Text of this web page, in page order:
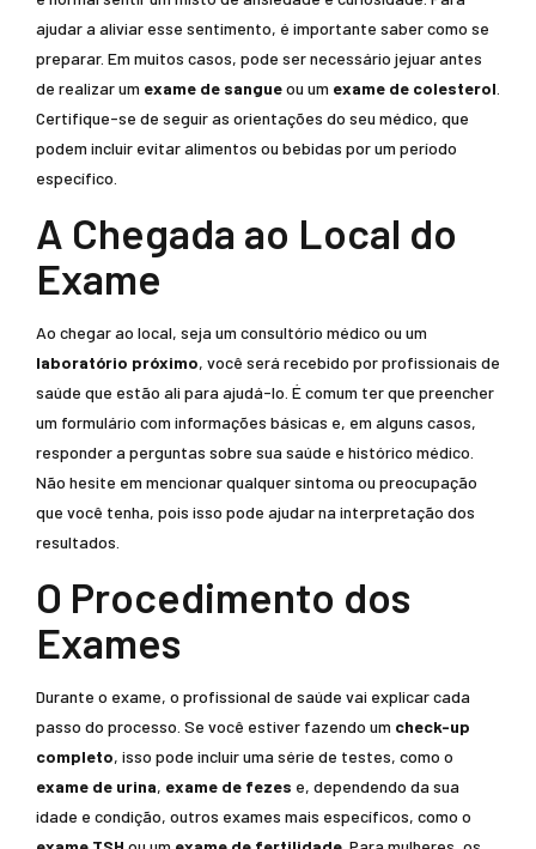
ajudar a aliviar esse sentimento, é importante saber como se
preparar. Em muitos casos, pode ser necessário jejuar antes
de realizar um exame de sangueou um exame de colesterol
Certifique-se de seguir as orientações do seu médico, que
podem incluir evitar alimentos ou bebidas por um período
específico.
A Chegada ao Local do
Exame
Ao chegar ao local, seja um consultório médico ou um
laboratório próximo, você será recebido por profissionais de
saúde que estão ali para ajudá-lo. É comum ter que preencher
um formulário com informações básicas e, em alguns casos,
responder a perguntas sobre sua saúde e histórico médico.
Não hesite em mencionar qualquer sintoma ou preocupação
que você tenha, pois isso pode ajudar na interpretação dos
resultados.
O Procedimento dos
Exames
Durante o exame, o profissional de saúde vai explicar cada
passo do processo. Se você estiver fazendo um check-up
completo, isso pode incluir uma série de testes, como o
exame de urina, exame de fezes e, dependendo da sua
idade e condição, outros exames mais específicos, como o